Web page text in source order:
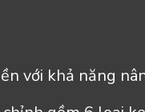
với khả năng